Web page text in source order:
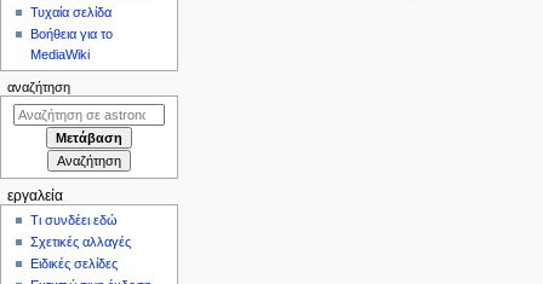
π
γ
η
Τυχαία σελίδα
Βοήθεια για το
MediaWiki
αναζήτηση
εργαλεία
Τι συνδέει εδώ
Σχετικές αλλαγές
Ειδικές σελίδες